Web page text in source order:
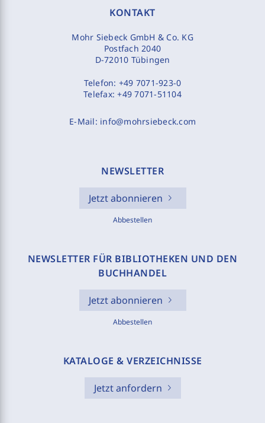
KONTAKT
Mohr Siebeck GmbH & Co. KG
Postfach 2040
D-72010 Tübingen
Telefon: +49 7071-923-0
Telefax:+49 7071-51104
E-Mail: info@mohrsiebeck.com
NEWSLETTER
Jetzt abonnieren
Abbestellen
NEWSLETTER FÜR BIBLIOTHEKEN UND DEN
BUCHHANDEL
Jetzt abonnieren
Abbestellen
KATALOGE & VERZEICHNISSE
Jetzt anfordern